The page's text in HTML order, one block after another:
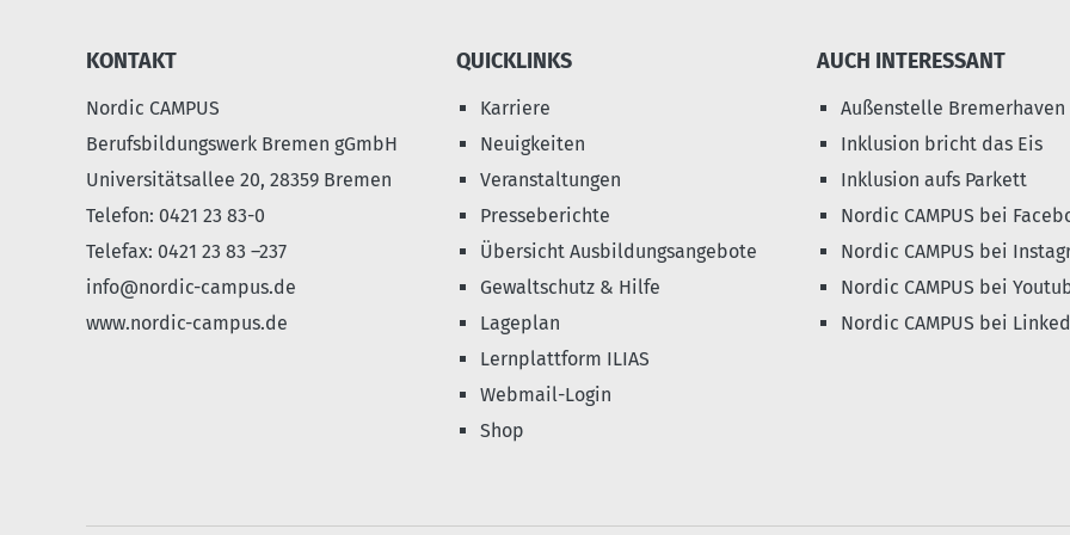
KONTAKT
Nordic CAMPUS
Berufsbildungswerk Bremen gGmbH
Universitätsallee 20, 28359 Bremen
Telefon: 0421 23 83-0
Telefax: 0421 23 83 –237
info@nordic-campus.de
www.nordic-campus.de
QUICKLINKS
Karriere
Neuigkeiten
Veranstaltungen
Presseberichte
Übersicht Ausbildungsangebote
Gewaltschutz & Hilfe
Lageplan
Lernplattform ILIAS
Webmail-Login
Shop
AUCH INTERESSANT
Außenstelle Bremerhaven
Inklusion bricht das Eis
Inklusion aufs Parkett
Nordic CAMPUS bei
Nordic CAMPUS bei
Nordic CAMPUS bei
Nordic CAMPUS bei